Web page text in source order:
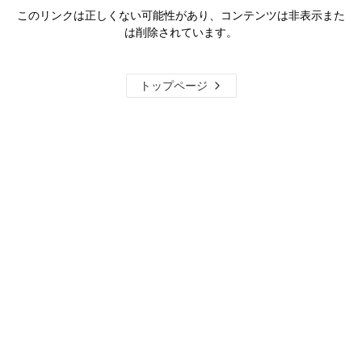
このリンクは正しくない可能性があり、コンテンツは非表示また
は削除されています。
トップページ